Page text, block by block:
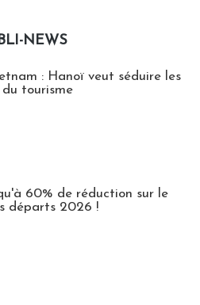
NEWS
: Hanoï veut séduire les
tourisme
60% de réduction sur le
départs 2026 !